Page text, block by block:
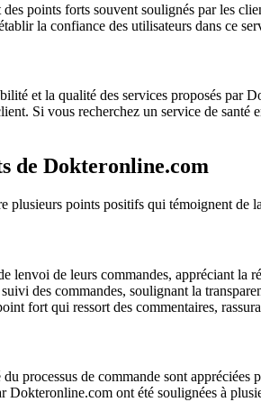
points forts souvent soulignés par les
la confiance des utilisateurs dans ce
et la qualité des services proposés par
Si vous recherchez un service de
de Dokteronline.com
points positifs qui témoignent de
lenvoi de leurs commandes, appréciant la
des commandes, soulignant la
fort qui ressort des commentaires,
processus de commande sont appréciées
ont été soulignées à